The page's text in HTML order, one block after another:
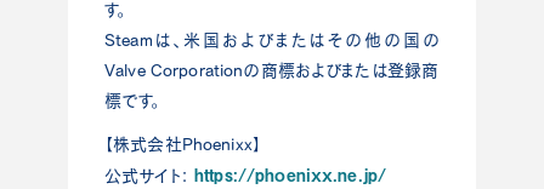
す。
Steamは、米国およびまたはその他の国の
Valve Corporationの商標およびまたは登録商
標です。
【株式会社Phoenixx】
公式サイト： https://phoenixx.ne.jp/